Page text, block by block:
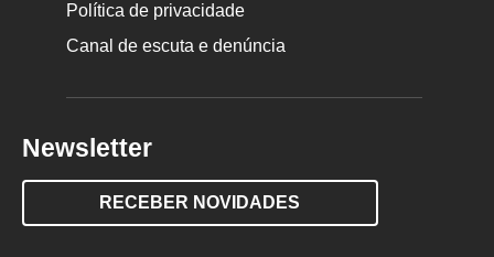
Política de privacidade
Canal de escuta e denúncia
Newsletter
RECEBER NOVIDADES